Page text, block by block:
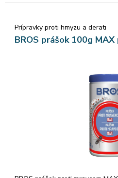
Prípravky proti hmyzu a derati
BROS prášok 100g